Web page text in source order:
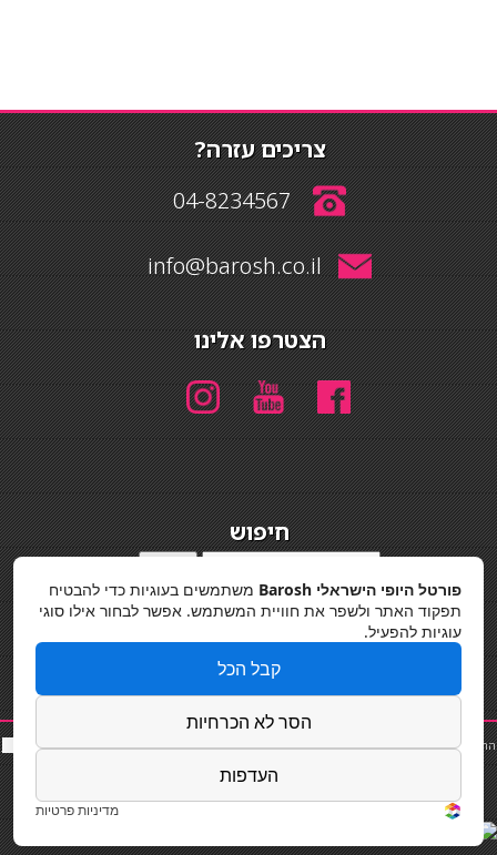
צריכים עזרה?
04-8234567
info@barosh.co.il
הצטרפו אלינו
חיפוש
מדיניות פרטיות
החלקות שיער|תאורה לבית|פאות ותוספות שיער|נייל סטודיו|תוספות שיער|שף פרטי|כ
סאות
Designed byBarosh 2020
פורטל היופי הישראלי Barosh
משתמשים בעוגיות כדי להבטיח
תפקוד האתר ולשפר את חוויית המשתמש. אפשר לבחור אילו סוגי
עוגיות להפעיל.
קבל הכל
הסר לא הכרחיות
העדפות
מדיניות פרטיות